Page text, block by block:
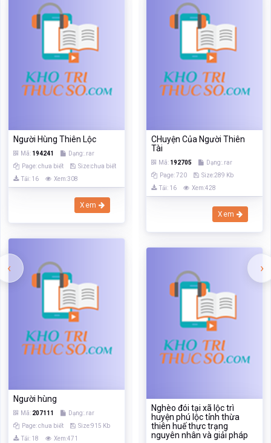
Người Hùng Thiên Lộc
Mã: 194241
Dạng:.rar
Page: chưa biết
Size:chưa biết
Tải: 16
Xem:308
Xem
Người hùng
Mã: 207111
Dạng:.rar
Page: chưa biết
Size:915 Kb
Tải: 18
Xem:471
CHuyện Của Người Thiên
Tài
Mã: 192705
Dạng:.rar
Page: 720
Size:289 Kb
Tải: 16
Xem:428
Xem
Nghèo đói tại xã lộc trì
huyện phú lộc tỉnh thừa
thiên huế thực trạng
nguyên nhân và giải pháp
‹ ›